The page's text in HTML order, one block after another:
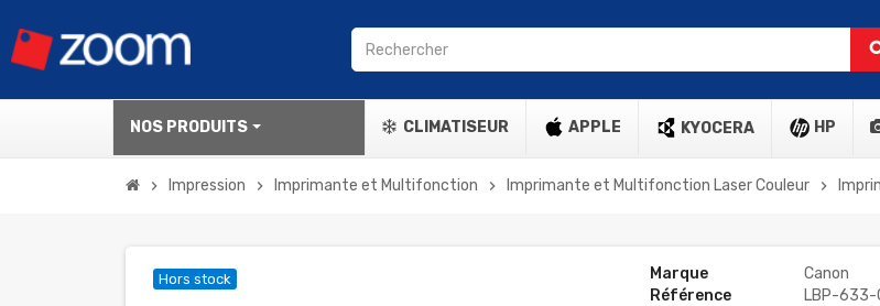
NOS PRODUITS CLIMATISEUR APPLE KYOCERA HP
chevron_right Impression chevron_right Imprimante et Multifonction chevron_right Imprimante et Multifonction Laser Couleur chevron_right
Hors stock Marque
Canon
Référence
LBP-633-